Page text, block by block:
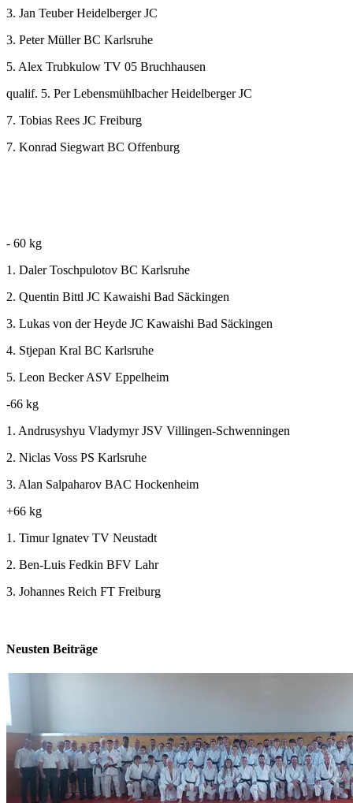
3. Jan Teuber Heidelberger JC
3. Peter Müller BC Karlsruhe
5. Alex Trubkulow TV 05 Bruchhausen
qualif. 5. Per Lebensmühlbacher Heidelberger JC
7. Tobias Rees JC Freiburg
7. Konrad Siegwart BC Offenburg
- 60 kg
1. Daler Toschpulotov BC Karlsruhe
2. Quentin Bittl JC Kawaishi Bad Säckingen
3. Lukas von der Heyde JC Kawaishi Bad Säckingen
4. Stjepan Kral BC Karlsruhe
5. Leon Becker ASV Eppelheim
-66 kg
1. Andrusyshyu Vladymyr JSV Villingen-Schwenningen
2. Niclas Voss PS Karlsruhe
3. Alan Salpaharov BAC Hockenheim
+66 kg
1. Timur Ignatev TV Neustadt
2. Ben-Luis Fedkin BFV Lahr
3. Johannes Reich FT Freiburg
Neusten Beiträge